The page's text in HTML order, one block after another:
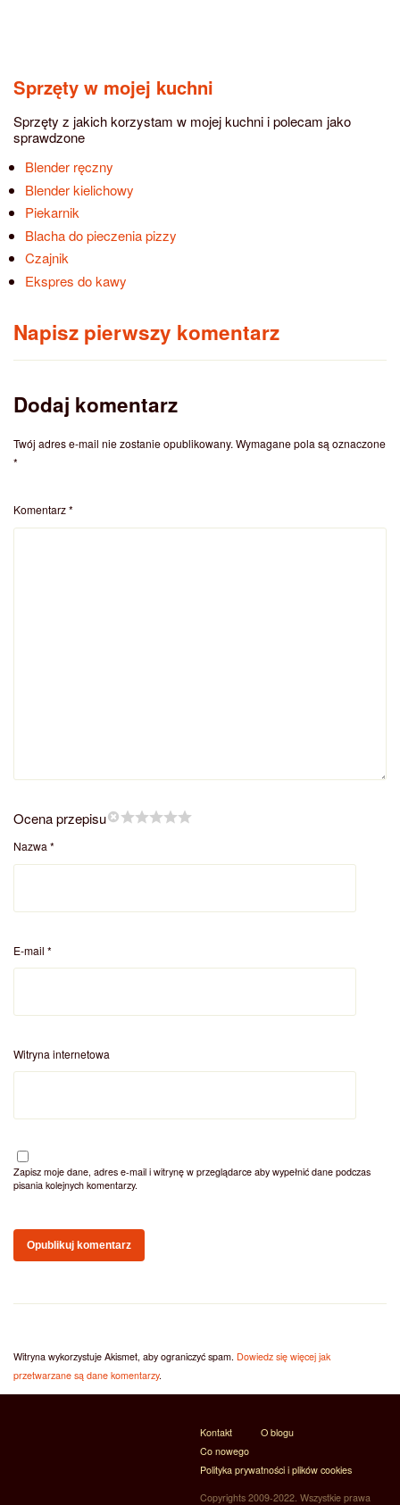
Sprzęty w mojej kuchni
Sprzęty z jakich korzystam w mojej kuchni i polecam jako
sprawdzone
Blender ręczny
Blender kielichowy
Piekarnik
Blacha do pieczenia pizzy
Czajnik
Ekspres do kawy
Napisz pierwszy komentarz
Dodaj komentarz
Twój adres e-mail nie zostanie opublikowany. Wymagane pola są oznaczone
*
Komentarz*
Ocena przepisu
Nazwa*
E-mail *
Witryna internetowa
Zapisz moje dane, adres e-mail i witrynę w przeglądarce aby wypełnić dane podczas
pisania kolejnych komentarzy.
Witryna wykorzystuje Akismet, aby ograniczyć spam. Dowiedz się więcej jak
przetwarzane są dane komentarzy.
Kontakt
O blogu
Co nowego
Polityka prywatności i plików cookies
Copyrights 2009-2022. Wszystkie prawa